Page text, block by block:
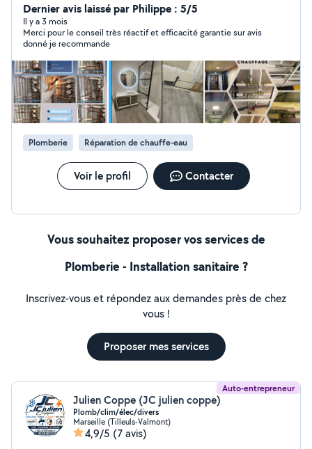
Nous accompagnons particuliers, professionnels,
syndics et bailleurs avec des prestations rapides, fiables
et adaptées à chaque besoin. Notre équipe met un
point d'honneur à assurer un travail soigné, dans le
respect des normes et des délais. Grâce à notre
expérience terrain et à notre réactivité, nous sommes
en mesure de gérer aussi bien les urgences que les
chantiers plus techniques, avec un suivi sérieux du début
à la fin des interventions.
Dernier avis laissé par Philippe : 5/5
Il y a 3 mois
Merci pour le conseil très réactif et efficacité garantie sur avis
donné je recommande
Plomberie Réparation de chauffe-eau
Voir le profil Contacter
Vous souhaitez proposer vos services de
Plomberie - Installation sanitaire ?
Inscrivez-vous et répondez aux demandes près de chez
vous !
Proposer mes services
Auto-entrepreneur
Julien Coppe (JC julien coppe)
Plomb/clim/élec/divers
Marseille (Tilleuls-Valmont)
4,9/5 (7 avis)